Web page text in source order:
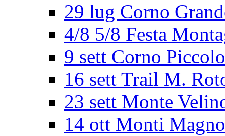
29 lug Corno
4/8 5/8 Festa
9 sett Corno Piccolo
16 sett Trail M.
23 sett Monte
14 ott Monti